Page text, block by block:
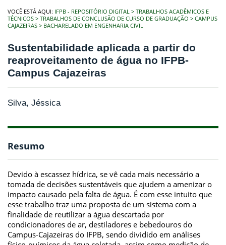
VOCÊ ESTÁ AQUI: IFPB - REPOSITÓRIO DIGITAL
TRABALHOS ACADÊMICOS E
TÉCNICOS
TRABALHOS DE CONCLUSÃO DE CURSO DE GRADUAÇÃO
CAMPUS
CAJAZEIRAS
BACHARELADO EM ENGENHARIA CIVIL
Sustentabilidade aplicada a partir do
reaproveitamento de água no IFPB-
Campus Cajazeiras
Silva, Jéssica
Resumo
Devido à escassez hídrica, se vê cada mais necessário a
tomada de decisões sustentáveis que ajudem a amenizar o
impacto causado pela falta de água. É com esse intuito que
esse trabalho traz uma proposta de um sistema com a
finalidade de reutilizar a água descartada por
condicionadores de ar, destiladores e bebedouros do
Campus-Cajazeiras do IFPB, sendo dividido em análises